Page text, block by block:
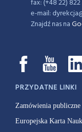
fax: (+48 22)
e-mail:
Znajdź nas na
PRZYDATNE LINKI
Zamówienia publiczne
Europejska Karta